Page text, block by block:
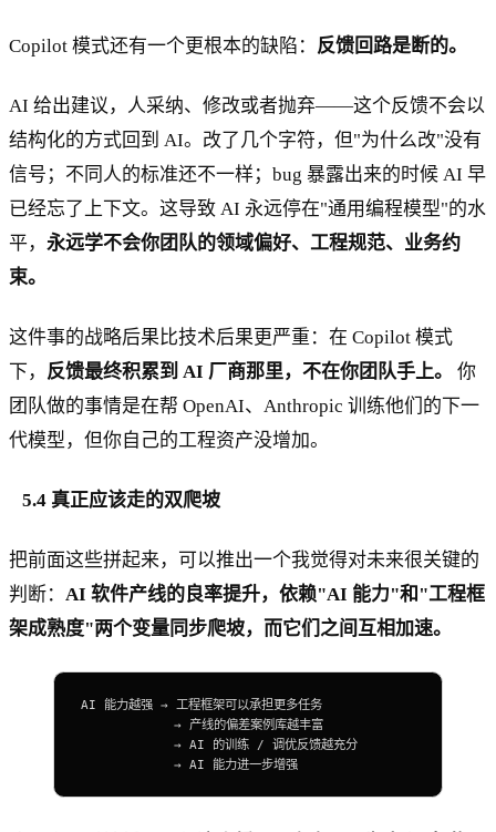
Copilot 模式还有一个更根本的缺陷： 反馈回路是断的。
AI 给出建议，人采纳、修改或者抛弃——这个反馈不会以
结构化的方式回到 AI。改了几个字符，但"为什么改"没有
信号；不同人的标准还不一样；bug 暴露出来的时候 AI 早
已经忘了上下文。这导致 AI 永远停在"通用编程模型"的水
平， 永远学不会你团队的领域偏好、工程规范、业务约
束。
这件事的战略后果比技术后果更严重：在 Copilot 模式
下， 反馈最终积累到 AI 厂商那里，不在你团队手上。
你
团队做的事情是在帮 OpenAI、Anthropic 训练他们的下一
代模型，但你自己的工程资产没增加。
5.4 真正应该走的双爬坡
把前面这些拼起来，可以推出一个我觉得对未来很关键的
判断： AI 软件产线的良率提升，依赖"AI 能力"和"工程框
架成熟度"两个变量同步爬坡，而它们之间互相加速。
AI 能力越强 → 工程框架可以承担更多任务
            → 产线的偏差案例库越丰富
            →
AI 的训练 / 调优反馈越充分
            →
AI 能力进一步增强